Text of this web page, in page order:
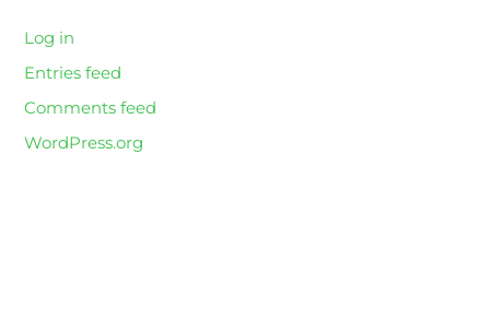
Log in
Entries feed
Comments feed
WordPress.org